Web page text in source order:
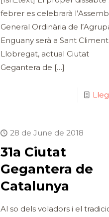
febrer es celebrarà
General Ordinària de
Enguany serà a Sant
Llobregat, actual Ciutat
Gegantera de […]
28 de June de 2018
31a Ciutat
Gegantera de
Catalunya
Al so dels voladors i el